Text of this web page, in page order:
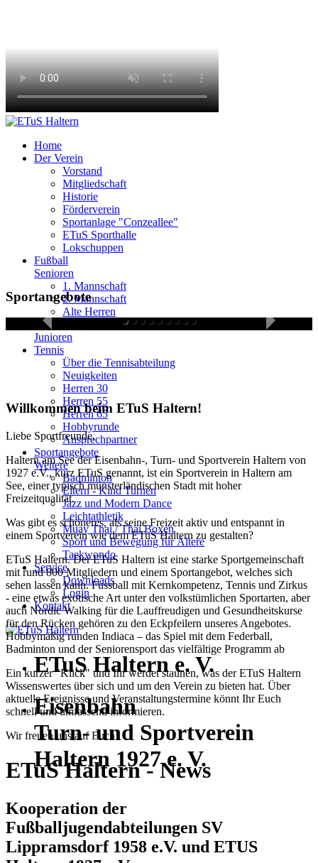
Home
Der Verein
Vorstand
Mitgliedschaft
Historie
Förderverein
Sportanlage "Conzeallee"
ETuS Sporthalle
Lokschuppen
Fußball
Senioren
1. Mannschaft
2. Mannschaft
Alte Herren
Fußball
Junioren
Tennis
Über die Tennisabteilung
Neuigkeiten
Herren 30
Herren 55
Herren 65
Hobbyrunde
Ansprechpartner
Sportangebote
Weitere
Badminton
Eltern - Kind Turnen
Jazz und Modern Dance
Leichtathletik
Muay Thai / Thai Boxen
Sport und Bewegung für Ältere
Taekwondo
Service
Downloads
Login
Kontakt
ETuS Haltern e. V.
Eisenbahn
Turn- und Sportverein
Haltern 1927 e. V.
SportangeboteSenioren-Fußball
Jugendfußball
Badminton
Seniorenturnen
Eltern - Kind - Turnen
Leichtathletik
Willkommen beim ETuS Haltern!
Liebe Sportfreunde,
Haltern am See der Eisenbahn-, Turn- und Sportverein Haltern von
1927 e.V., kurz ETuS genannt, ist ein Sportverein in Haltern am
See, einer typisch münsterländischen Stadt mit hoher
Freizeitqualität.
Was gibt es schöneres, als seine Freizeit aktiv und entspannt in
einem Sportverein wie dem ETuS Haltern zu gestalten?
ETuS Haltern. Der ETuS Haltern ist eine starke Sportgemeinschaft
mit rund 800 Mitgliedern und einem Sportangebot, welches sich
sehen lassen kann. Fussball mit Kernkompetenz, Tennis und Zirkus
- eine etwas exotische Art unter den volkstümlichen Sportarten, aber
auch Nordic Walking für die Lauffreudigen und Gesundheitskurse
für den Rücken gehören zu den Eckpfeilern unseres Angebotes.
Hobbymäßig runden Indiaca – das Spiel mit dem Federball,
Badminton und der Seniorensport das vielfältige Programm ab
Ein kurzer "Klick" und Ihr werdet staunen, was der ETuS Haltern
Wissenswertes über sich und um den Verein zu bieten hat. Über
aktuelle Ereignisse und Veranstaltungstermine könnt Ihr Euch
schnell und umfassend informieren.
Wir freuen uns auf Euch!
ETuS Haltern - News
Kooperation der
Fußballjugendabteilungen SV
Lippramsdorf 1958 e.V. und ETUS